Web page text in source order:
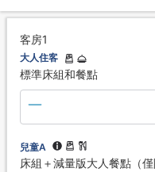
客房1
大人住客
標準床組和餐點
兒童A
床組＋減量版大人餐點（僅